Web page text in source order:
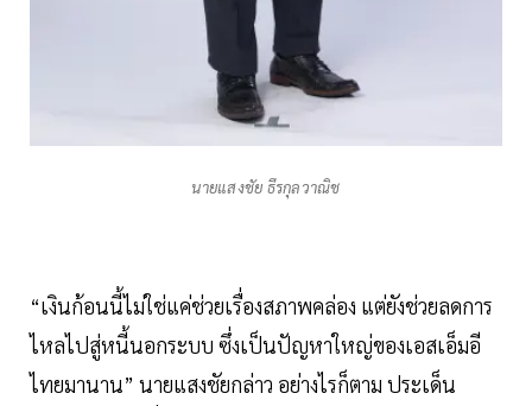
นายแสงชัย ธีรกุลวาณิช
“เงินก้อนนี้ไม่ใช่แค่ช่วยเรื่องสภาพคล่อง แต่ยังช่วยลดการ
ไหลไปสู่หนี้นอกระบบ ซึ่งเป็นปัญหาใหญ่ของเอสเอ็มอี
ไทยมานาน” นายแสงชัยกล่าว อย่างไรก็ตาม ประเด็น